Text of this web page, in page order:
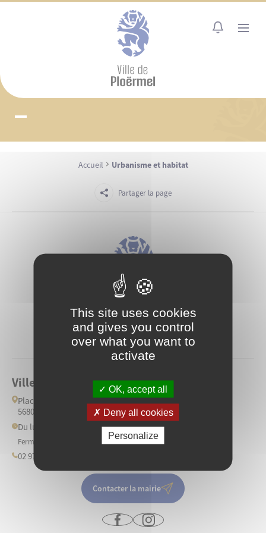
Accueil Urbanisme et habitat
Partager la page
Ville de Ploërmel
Place de l'Hôtel de Ville
56800 Ploërmel
Du lundi au vendredi: 9h/12h et 13h30/17h30
Fermé les samedis
02 97 73 20 73
Contacter la mairie
This site uses cookies
and gives you control
over what you want to
activate
OK, accept all
Deny all cookies
Personalize